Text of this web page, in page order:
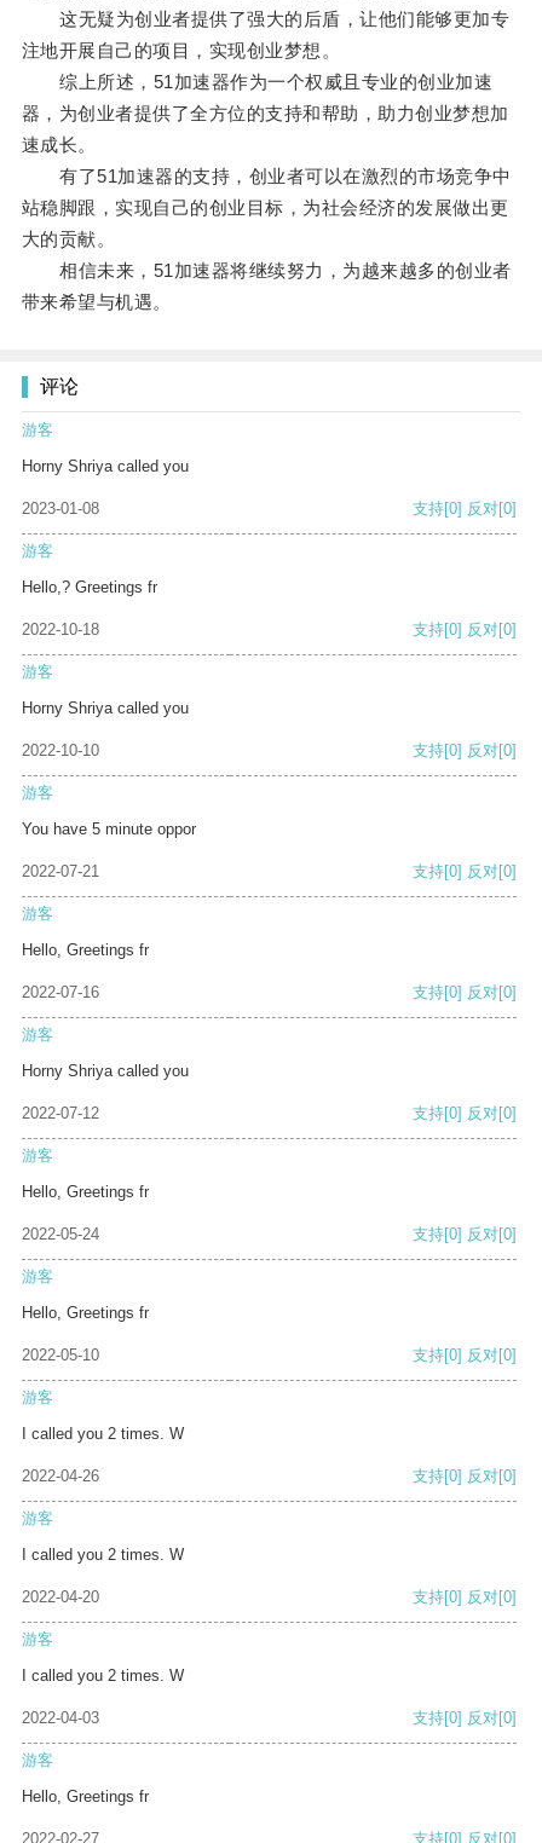
这无疑为创业者提供了强大的后盾，让他们能够更加专
注地开展自己的项目，实现创业梦想。
综上所述，51加速器作为一个权威且专业的创业加速
器，为创业者提供了全方位的支持和帮助，助力创业梦想加
速成长。
有了51加速器的支持，创业者可以在激烈的市场竞争中
站稳脚跟，实现自己的创业目标，为社会经济的发展做出更
大的贡献。
相信未来，51加速器将继续努力，为越来越多的创业者
带来希望与机遇。
评论
游客
Horny Shriya called you
2023-01-08 支持[0] 反对[0]
游客
Hello,? Greetings fr
2022-10-18 支持[0] 反对[0]
游客
Horny Shriya called you
2022-10-10 支持[0] 反对[0]
游客
You have 5 minute oppor
2022-07-21 支持[0] 反对[0]
游客
Hello, Greetings fr
2022-07-16 支持[0] 反对[0]
游客
Horny Shriya called you
2022-07-12 支持[0] 反对[0]
游客
Hello, Greetings fr
2022-05-24 支持[0] 反对[0]
游客
Hello, Greetings fr
2022-05-10 支持[0] 反对[0]
游客
I called you 2 times. W
2022-04-26 支持[0] 反对[0]
游客
I called you 2 times. W
2022-04-20 支持[0] 反对[0]
游客
I called you 2 times. W
2022-04-03 支持[0] 反对[0]
游客
Hello, Greetings fr
2022-02-27 支持[0] 反对[0]